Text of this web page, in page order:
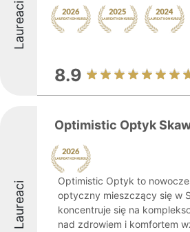
Laureaci
8.9
Laureaci
Optimistic Optyk
Optimistic Optyk to
optyczny mieszczący się w
koncentruje się na
nad zdrowiem i komfortem